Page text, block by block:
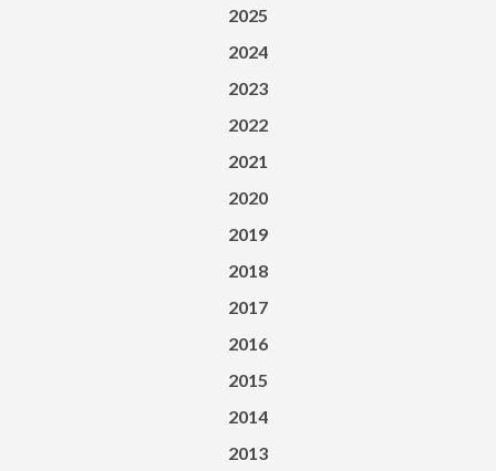
2025
2024
2023
2022
2021
2020
2019
2018
2017
2016
2015
2014
2013